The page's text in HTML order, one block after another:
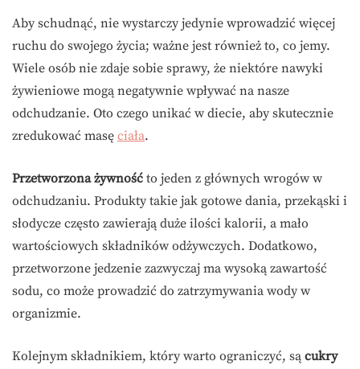
Aby schudnąć, nie wystarczy jedynie wprowadzić więcej
ruchu do swojego życia; ważne jest również to, co jemy.
Wiele osób nie zdaje sobie sprawy, że niektóre nawyki
żywieniowe mogą negatywnie wpływać na nasze
odchudzanie. Oto czego unikać w diecie, aby skutecznie
zredukować masę ciała.
Przetworzona żywność to jeden z głównych wrogów w
odchudzaniu. Produkty takie jak gotowe dania, przekąski i
słodycze często zawierają duże ilości kalorii, a mało
wartościowych składników odżywczych. Dodatkowo,
przetworzone jedzenie zazwyczaj ma wysoką zawartość
sodu, co może prowadzić do zatrzymywania wody w
organizmie.
Kolejnym składnikiem, który warto ograniczyć, są cukry